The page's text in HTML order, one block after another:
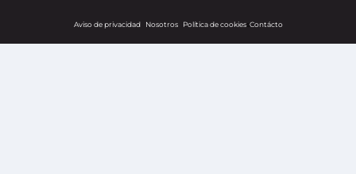
Aviso de privacidad Nosotros Política de cookiess Contácto